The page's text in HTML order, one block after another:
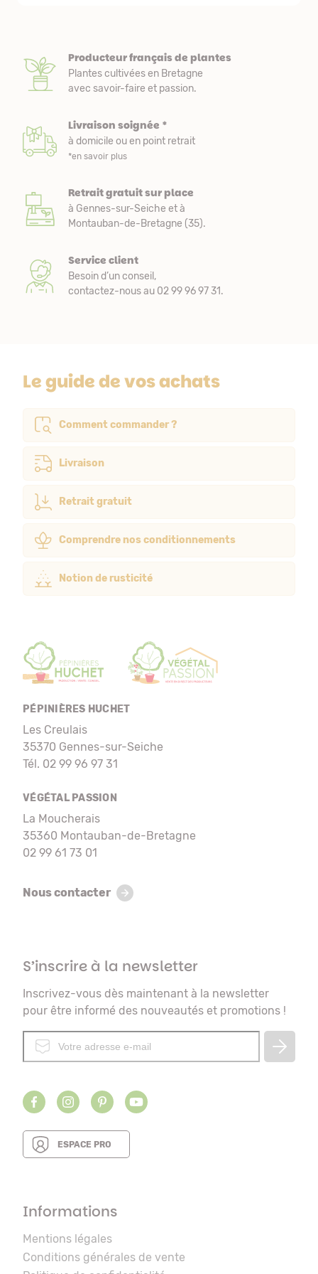
Producteur français de plantes
Plantes cultivées en Bretagne
avec savoir-faire et passion.
Livraison soignée *
à domicile ou en point retrait
*en savoir plus
Retrait gratuit sur place
à Gennes-sur-Seiche et à
Montauban-de-Bretagne (35).
Service client
Besoin d’un conseil,
contactez-nous au 02 99 96 97 31.
Le guide de vos achats
Comment commander ?
Livraison
Retrait gratuit
Comprendre nos conditionnements
Notion de rusticité
PÉPINIÈRES HUCHET
Les Creulais
35370 Gennes-sur-Seiche
Tél. 02 99 96 97 31
VÉGÉTAL PASSION
La Moucherais
35360 Montauban-de-Bretagne
02 99 61 73 01
Nous contacter
S’inscrire à la newsletter
Inscrivez-vous dès maintenant à la newsletter
pour être informé des nouveautés et promotions !
ESPACE PRO
Informations
Mentions légales
Conditions générales de vente